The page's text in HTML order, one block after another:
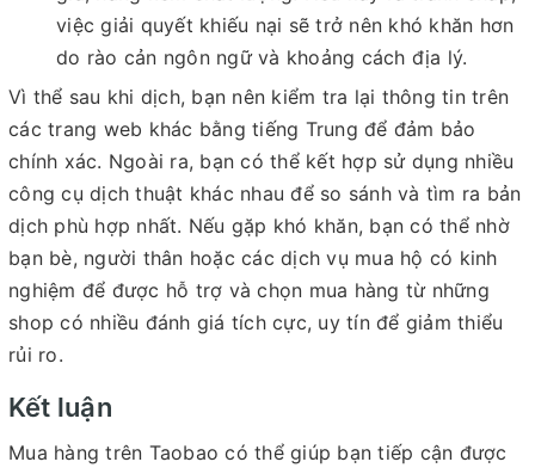
việc giải quyết khiếu nại sẽ trở nên khó khăn hơn
do rào cản ngôn ngữ và khoảng cách địa lý.
Vì thể sau khi dịch, bạn nên kiểm tra lại thông tin trên
các trang web khác bằng tiếng Trung để đảm bảo
chính xác. Ngoài ra, bạn có thể kết hợp sử dụng nhiều
công cụ dịch thuật khác nhau để so sánh và tìm ra bản
dịch phù hợp nhất. Nếu gặp khó khăn, bạn có thể nhờ
bạn bè, người thân hoặc các dịch vụ mua hộ có kinh
nghiệm để được hỗ trợ và chọn mua hàng từ những
shop có nhiều đánh giá tích cực, uy tín để giảm thiểu
rủi ro.
Kết luận
Mua hàng trên Taobao có thể giúp bạn tiếp cận được